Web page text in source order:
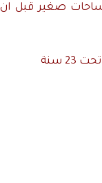
صغير قبل ان
تحت سنة